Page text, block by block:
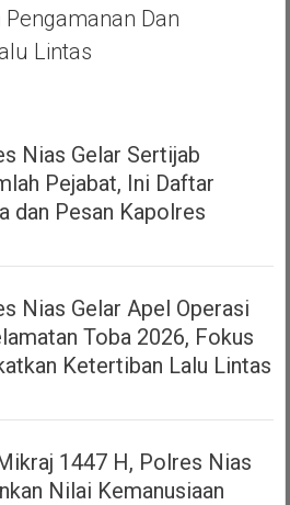
Dan
Lintas
Nias Gelar Sertijab
Pejabat, Ini Daftar
dan Pesan Kapolres
Nias Gelar Apel Operasi
Toba 2026, Fokus
Ketertiban Lalu Lintas
1447 H, Polres Nias
Nilai Kemanusiaan